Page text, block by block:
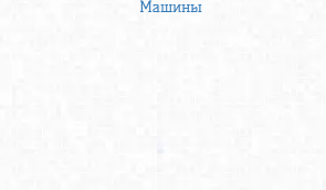
Машины